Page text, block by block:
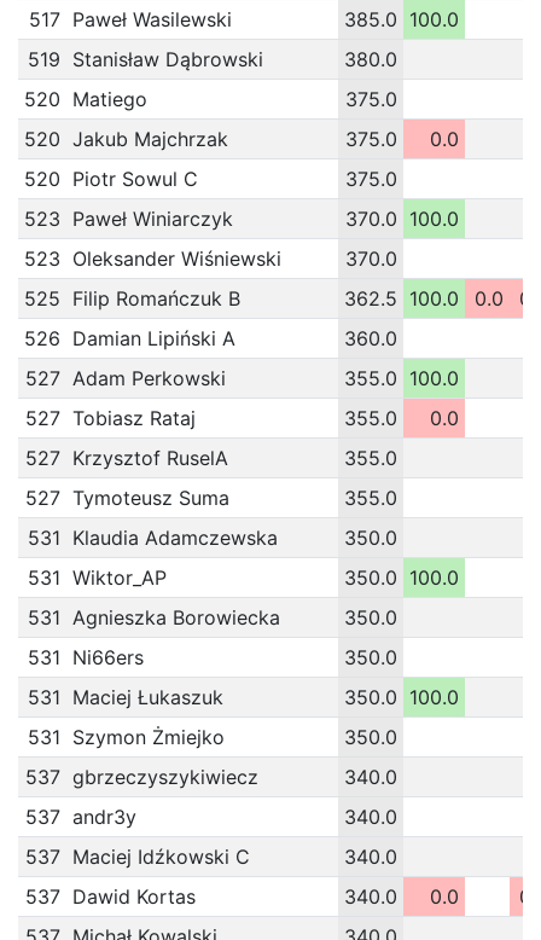
517 Paweł Wasilewski 385.0 100.0
519 Stanisław Dąbrowski
380.0
520 Matiego
375.0
520 Jakub Majchrzak 375.0
0.0
520 Piotr Sowul C
375.0
523 Paweł Winiarczyk 370.0 100.0
523 Oleksander Wiśniewski
370.0
525 Filip Romańczuk B 362.5 100.0 0.0
526 Damian Lipiński A
360.0
527 Adam Perkowski 355.0 100.0
527 Tobiasz Rataj 355.0
0.0
527 Krzysztof RuselA
355.0
527 Tymoteusz Suma
355.0
531 Klaudia Adamczewska
350.0
531 Wiktor_AP 350.0 100.0
531 Agnieszka Borowiecka
350.0
531 Ni66ers
350.0
531 Maciej Łukaszuk 350.0 100.0
531 Szymon Żmiejko
350.0
537 gbrzeczyszykiwiecz
340.0
537 andr3y
340.0
537 Maciej Idźkowski C
340.0
537 Dawid Kortas 340.0 0.0